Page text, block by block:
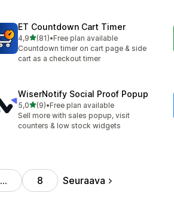
ET Countdown Cart Timer
4,9/ 5 tähteä
(81)
81 arvostelua yhteensä
•Free plan available
Countdown timer on cart page & side
cart as a checkout timer
WiserNotify Social Proof Popup
5,0/ 5 tähteä
(9)
9 arvostelua yhteensä
•Free plan available
Sell more with sales popup, visit
counters & low stock widgets
… 8 Seuraava